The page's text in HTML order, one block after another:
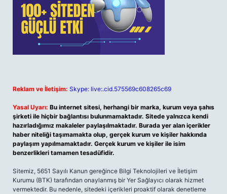
Reklam ve İletişim: Skype: live:.cid.575569c608265c69
Yasal Uyarı: Bu internet sitesi, herhangi bir marka, kurum veya şahıs
şirketi ile hiçbir bağlantısı bulunmamaktadır. Sitede yalnızca kendi
hazırladığımız makaleler paylaşılmaktadır. Burada yer alan içerikler
haber niteliği taşımamakta olup, gerçek kurum ve kişiler hakkında
paylaşım yapılmamaktadır. Gerçek kurum ve kişiler ile isim
benzerlikleri tamamen tesadüfidir.
Sitemiz, 5651 Sayılı Kanun gereğince Bilgi Teknolojileri ve İletişim
Kurumu (BTK) tarafından onaylanmış bir Yer Sağlayıcı olarak hizmet
vermektedir. Bu nedenle, sitedeki içerikleri proaktif olarak denetleme